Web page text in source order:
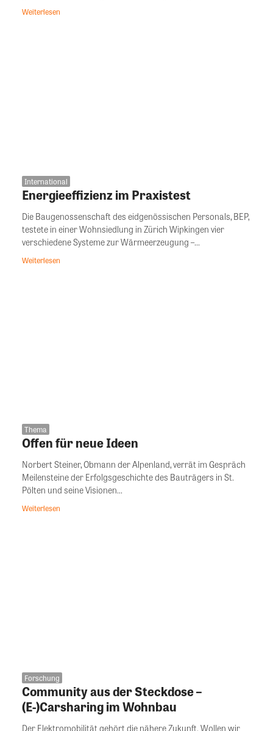
Weiterlesen
International
Energieeffizienz im Praxistest
Die Baugenossenschaft des eidgenössischen Personals, BEP,
testete in einer Wohnsiedlung in Zürich Wipkingen vier
verschiedene Systeme zur Wärmeerzeugung –...
Weiterlesen
Thema
Offen für neue Ideen
Norbert Steiner, Obmann der Alpenland, verrät im Gespräch
Meilensteine der Erfolgsgeschichte des Bauträgers in St.
Pölten und seine Visionen...
Weiterlesen
Forschung
Community aus der Steckdose –
(E-)Carsharing im Wohnbau
Der Elektromobilität gehört die nähere Zukunft. Wollen wir